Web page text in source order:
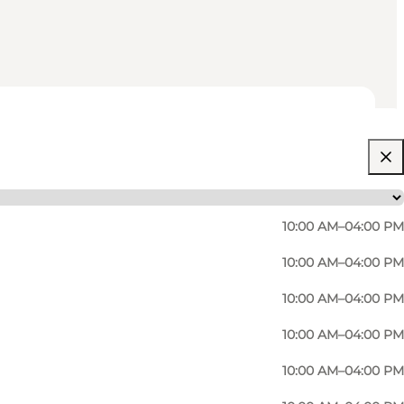
10:00 AM–04:00 PM
10:00 AM–04:00 PM
10:00 AM–04:00 PM
10:00 AM–04:00 PM
10:00 AM–04:00 PM